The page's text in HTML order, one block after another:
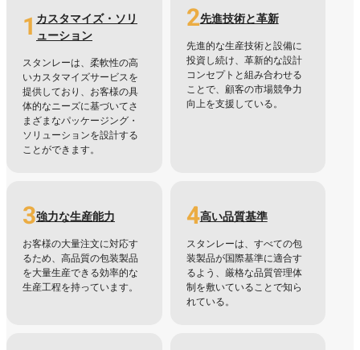
1 カスタマイズ・ソリ
ューション
スタンレーは、柔軟性の高
いカスタマイズサービスを
提供しており、お客様の具
体的なニーズに基づいてさ
まざまなパッケージング・
ソリューションを設計する
ことができます。
2先進技術と革新
先進的な生産技術と設備に
投資し続け、革新的な設計
コンセプトと組み合わせる
ことで、顧客の市場競争力
向上を支援している。
3強力な生産能力
お客様の大量注文に対応す
るため、高品質の包装製品
を大量生産できる効率的な
生産工程を持っています。
4高い品質基準
スタンレーは、すべての包
装製品が国際基準に適合す
るよう、厳格な品質管理体
制を敷いていることで知ら
れている。